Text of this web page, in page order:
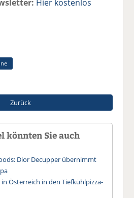
Hier kostenlos
Zurück
könnten Sie auch
Dior Decupper übernimmt
Österreich in den Tiefkühlpizza-